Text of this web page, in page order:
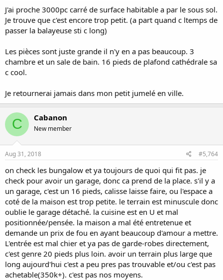
J'ai proche 3000pc carré de surface habitable a par le sous sol.
Je trouve que c'est encore trop petit. (a part quand c ltemps de
passer la balayeuse sti c long)
Les pièces sont juste grande il n'y en a pas beaucoup. 3
chambre et un sale de bain. 16 pieds de plafond cathédrale sa
c cool.
Je retournerai jamais dans mon petit jumelé en ville.
C Cabanon
New member
Aug 31, 2018 #5,764
on check les bungalow et ya toujours de quoi qui fit pas. je
check pour avoir un garage, donc ca prend de la place. s'il y a
un garage, c'est un 16 pieds, calisse laisse faire, ou l'espace a
coté de la maison est trop petite. le terrain est minuscule donc
oublie le garage détaché. la cuisine est en U et mal
positionnée/pensée. la maison a mal été entretenue et
demande un prix de fou en ayant beaucoup d'amour a mettre.
L'entrée est mal chier et ya pas de garde-robes directement,
c'est genre 20 pieds plus loin. avoir un terrain plus large que
long aujourd'hui c'est a peu pres pas trouvable et/ou c'est pas
achetable(350k+). c'est pas nos moyens.